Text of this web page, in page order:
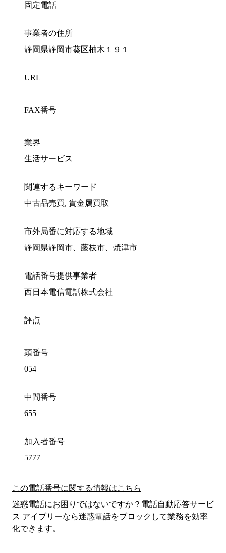
固定電話
事業者の住所
静岡県静岡市葵区柚木１９１
URL
FAX番号
業界
生活サービス
関連するキーワード
中古品売買, 貴金属買取
市外局番に対応する地域
静岡県静岡市、藤枝市、焼津市
電話番号提供事業者
西日本電信電話株式会社
評点
頭番号
054
中間番号
655
加入者番号
5777
この電話番号に関する情報はこちら
迷惑電話にお困りではないですか？電話自動応答サービ
ス アイブリーなら迷惑電話をブロックして業務を効率
化できます。